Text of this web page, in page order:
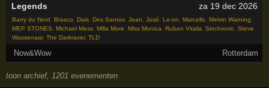
Legends za 19 dec 2026
Barry du Nord ,Brasco ,Dais ,Des Santos ,Jean ,José ,Le-on ,Marcello ,Melvin Warning
MEP STONES
,Michael Mess ,Milla More ,Miss Monica ,Ruben Vitalis ,Sinchronic ,Steve
Wassenaar,The Darkraver,TLD
Now&Wow Rotterdam
toon archief, 1201 evenementen